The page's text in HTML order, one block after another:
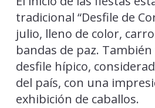
tradicional “Desfile de
julio, lleno de color,
bandas de paz. También
desfile hípico,
del país, con una
exhibición de caballos.